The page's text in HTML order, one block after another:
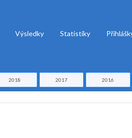
Výsledky Statistiky
2018 2017 2016